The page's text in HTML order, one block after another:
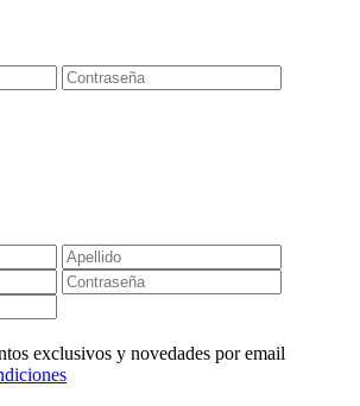
exclusivos y novedades por email